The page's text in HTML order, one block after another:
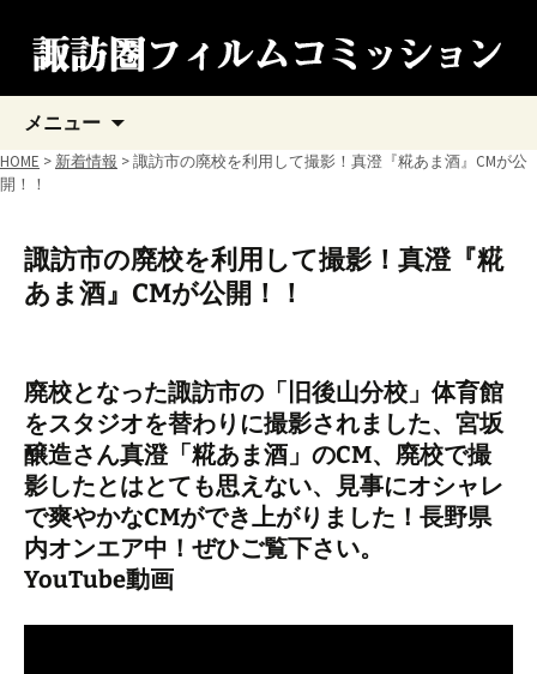
メニュー
テ
ン
ス
キ
ッ
HOME > 新着情報 > 諏訪市の廃校を利用して撮影！真澄『糀あま酒』CMが公
開！！
諏訪市の廃校を利用して撮影！真澄『糀
あま酒』CMが公開！！
廃校となった諏訪市の「旧後山分校」体育館
をスタジオを替わりに撮影されました、宮坂
醸造さん真澄「糀あま酒」のCM、廃校で撮
影したとはとても思えない、見事にオシャレ
で爽やかなCMができ上がりました！長野県
内オンエア中！ぜひご覧下さい。
YouTube動画